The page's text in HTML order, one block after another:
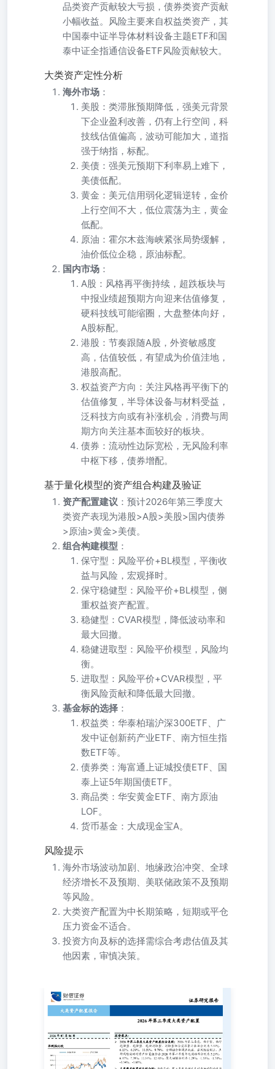
品类资产贡献较大亏损，债券类资产贡献
小幅收益。风险主要来自权益类资产，其
中国泰中证半导体材料设备主题ETF和国
泰中证全指通信设备ETF风险贡献较大。
大类资产定性分析
海外市场 ：
美股：类滞胀预期降低，强美元背景
下企业盈利改善，仍有上行空间，科
技线估值偏高，波动可能加大，道指
强于纳指，标配。
美债：强美元预期下利率易上难下，
美债低配。
黄金：美元信用弱化逻辑逆转，金价
上行空间不大，低位震荡为主，黄金
低配。
原油：霍尔木兹海峡紧张局势缓解，
油价低位企稳，原油标配。
国内市场 ：
A股：风格再平衡持续，超跌板块与
中报业绩超预期方向迎来估值修复，
硬科技线可能缩圈，大盘整体向好，
A股标配。
港股：节奏跟随A股，外资敏感度
高，估值较低，有望成为价值洼地，
港股高配。
权益资产方向：关注风格再平衡下的
估值修复，半导体设备与材料受益，
泛科技方向或有补涨机会，消费与周
期方向关注基本面较好的板块。
债券：流动性边际宽松，无风险利率
中枢下移，债券增配。
基于量化模型的资产组合构建及验证
资产配置建议 ：预计2026年第三季度大
类资产表现为港股>A股>美股>国内债券
>原油>黄金>美债。
组合构建模型 ：
保守型：风险平价+BL模型，平衡收
益与风险，宏观择时。
保守稳健型：风险平价+BL模型，侧
重权益资产配置。
稳健型：CVAR模型，降低波动率和
最大回撤。
稳健进取型：风险平价模型，风险均
衡。
进取型：风险平价+CVAR模型，平
衡风险贡献和降低最大回撤。
基金标的选择 ：
权益类：华泰柏瑞沪深300ETF、广
发中证创新药产业ETF、南方恒生指
数ETF等。
债券类：海富通上证城投债ETF、国
泰上证5年期国债ETF。
商品类：华安黄金ETF、南方原油
LOF。
货币基金：大成现金宝A。
风险提示
海外市场波动加剧、地缘政治冲突、全球
经济增长不及预期、美联储政策不及预期
等风险。
大类资产配置为中长期策略，短期或平仓
压力资金不适合。
投资方向及标的选择需综合考虑估值及其
他因素，审慎决策。
2026年第三季度大类资产配置 投资要点： 2026年07月06日
置组合表现：2026年第二季度，保守型、保守稳健型、稳健
合实现累计收益分别为5.51%、6.13%、6.39%、10.50%、
在风险控制上，五种风险偏好的资产配置组合在2026年第二
5.24%、6.47%、7.39%、11.54%、12.41%，最大回撤分别
为-1.29%、-1.55%、-1.78%、-3.34%、-3.60%。 大类资产